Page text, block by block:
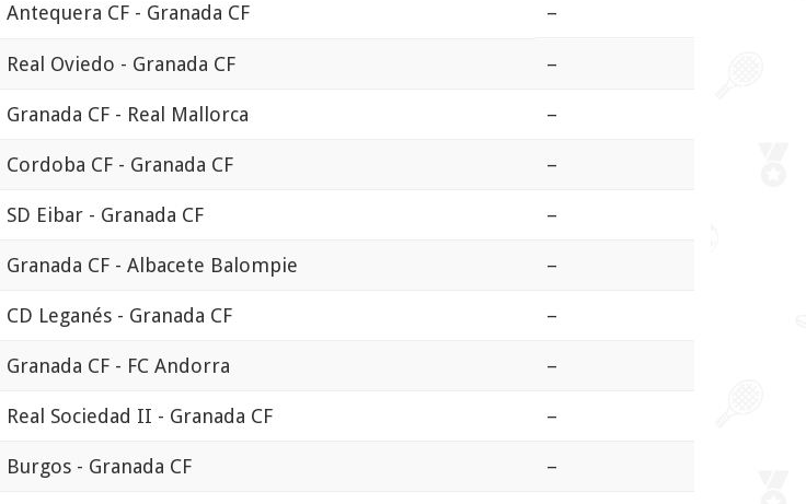
Antequera CF - Granada CF –
Real Oviedo - Granada CF –
Granada CF - Real Mallorca –
Cordoba CF - Granada CF –
SD Eibar - Granada CF –
Granada CF - Albacete Balompie –
CD Leganés - Granada CF –
Granada CF - FC Andorra –
Real Sociedad II - Granada CF –
Burgos - Granada CF –